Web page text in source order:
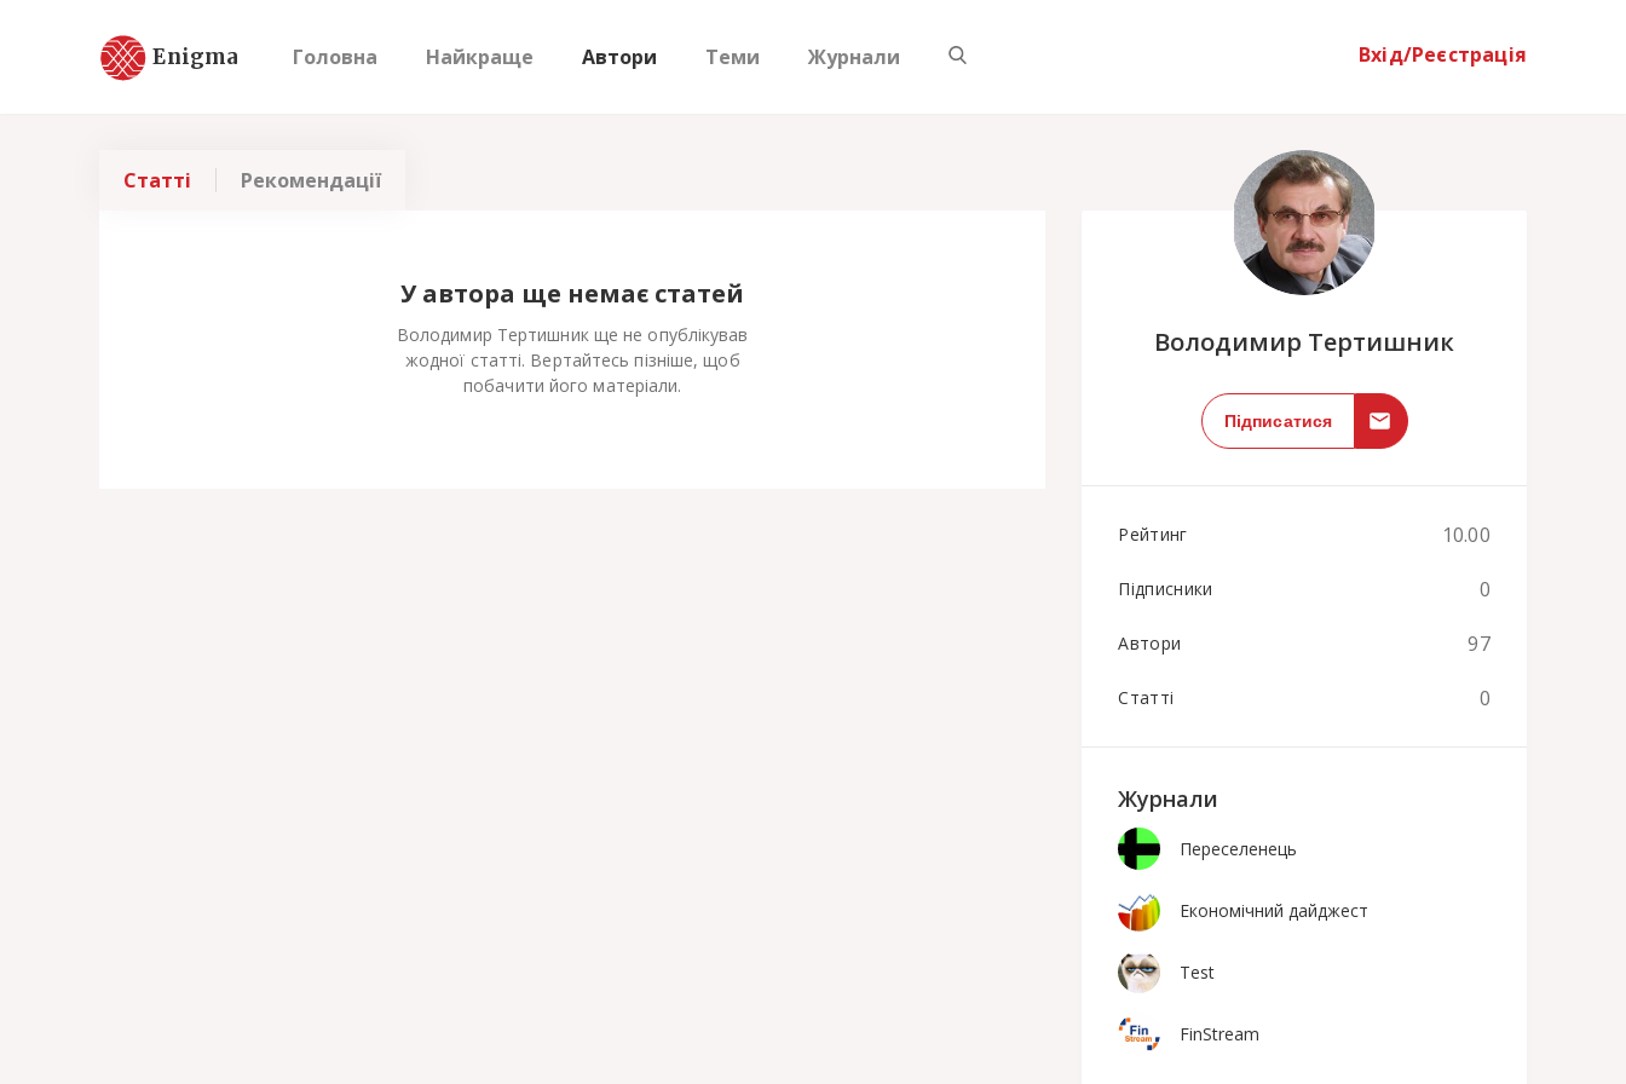
Enigma Головна Найкраще Автори Теми Журнали Вхід/Реєстрація
Володимир Тертишник
Підписатися
Рейтинг 10.00
Підписники 0
Автори 97
Статті 0
Журнали
Переселенець
Економічний дайджест
Test
FinStream
Статті Рекомендації
У автора ще немає статей
Володимир Тертишник ще не опублікував
жодної статті. Вертайтесь пізніше, щоб
побачити його матеріали.